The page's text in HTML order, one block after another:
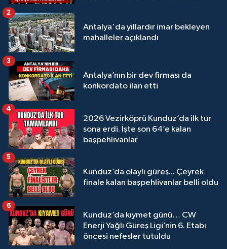
Antalya'da yıllardır imar bekleyen
mahalleler açıklandı
2
Antalya’nın bir dev firması da
konkordato ilan etti
3
2026 Vezirköprü Kunduz’da ilk tur
sona erdi. İşte son 64’e kalan
başpehlivanlar
4
Kunduz’da olaylı güreş... Çeyrek
finale kalan başpehlivanlar belli oldu
5
Kunduz’da kıymet günü… CW
Enerji Yağlı Güreş Ligi’nin 6. Etabı
öncesi nefesler tutuldu
6